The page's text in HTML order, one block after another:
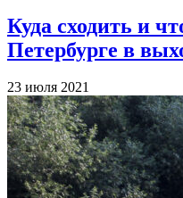
Куда сходить и
Петербурге в
23 июля 2021